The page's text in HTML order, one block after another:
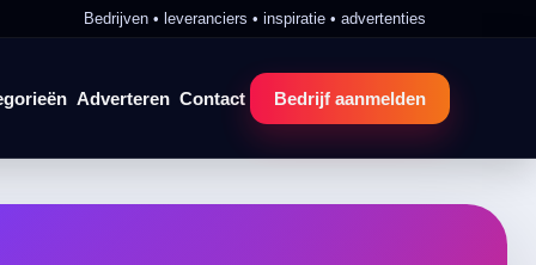
Bedrijven • leveranciers • inspiratie • advertenties
Adverteren Contact Bedrijf aanmelden